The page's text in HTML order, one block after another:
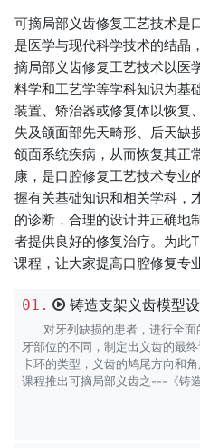
可摘局部义齿修复工艺技术是
是医学与现代科学技术的结晶
摘局部义齿修复工艺技术以医
料学和工艺学等学科知识为基
装置、矫治器或修复体以恢复
失及颌面部先天畸形、后天缺
颌面系统疾病，从而恢复其正
康，是口腔修复工艺技术专业
握有关基础知识和相关学科，
的诊断，合理的设计并正确地
者提供良好的修复治疗。为此
课程，让大家提高口腔修复专
01. 铸造支架义齿模型
对牙列缺损的患者，进行全
牙部位的不同，制定出义齿的最
卡环的类型，义齿的鸠尾方向和
课程推出可摘局部义齿之---《铸